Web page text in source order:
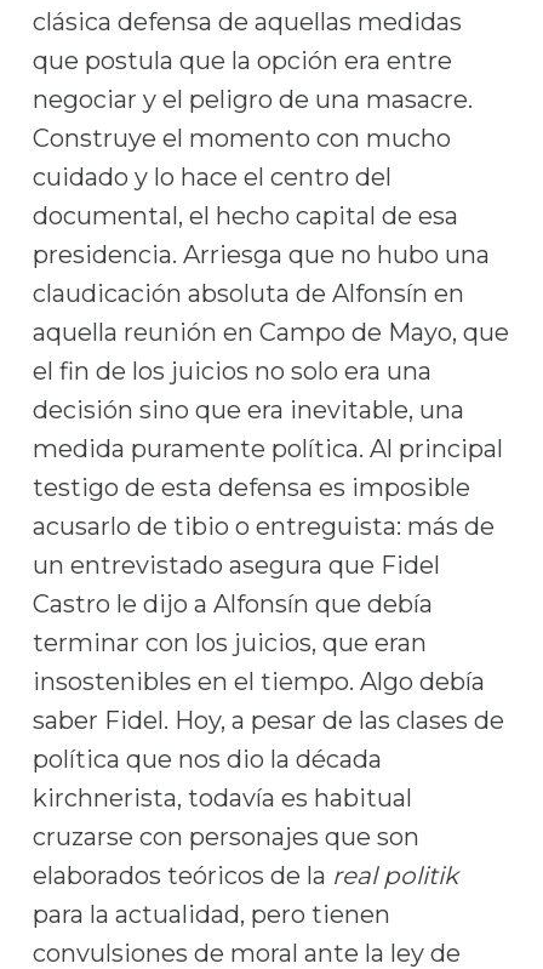
clásica defensa de aquellas medidas
que postula que la opción era entre
negociar y el peligro de una masacre.
Construye el momento con mucho
cuidado y lo hace el centro del
documental, el hecho capital de esa
presidencia. Arriesga que no hubo una
claudicación absoluta de Alfonsín en
aquella reunión en Campo de Mayo, que
el fin de los juicios no solo era una
decisión sino que era inevitable, una
medida puramente política. Al principal
testigo de esta defensa es imposible
acusarlo de tibio o entreguista: más de
un entrevistado asegura que Fidel
Castro le dijo a Alfonsín que debía
terminar con los juicios, que eran
insostenibles en el tiempo. Algo debía
saber Fidel. Hoy, a pesar de las clases de
política que nos dio la década
kirchnerista, todavía es habitual
cruzarse con personajes que son
elaborados teóricos de la real politik
para la actualidad, pero tienen
convulsiones de moral ante la ley de